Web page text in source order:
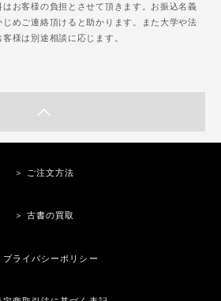
お客様の負担とさせて頂きます。お振込名義
めご連絡頂けると助かります。また大学や法
様は別途相談に応じます。
＞ ご注文方法
＞ 古書の買取
プライバシーポリシー